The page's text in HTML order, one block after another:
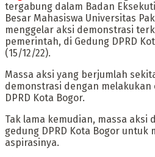
tergabung dalam Badan
Besar Mahasiswa Universitas
menggelar aksi demonstrasi
pemerintah, di Gedung DPRD
(15/12/22).
Massa aksi yang berjumlah
demonstrasi dengan
DPRD Kota Bogor.
Tak lama kemudian, massa aksi
gedung DPRD Kota Bogor
aspirasinya.